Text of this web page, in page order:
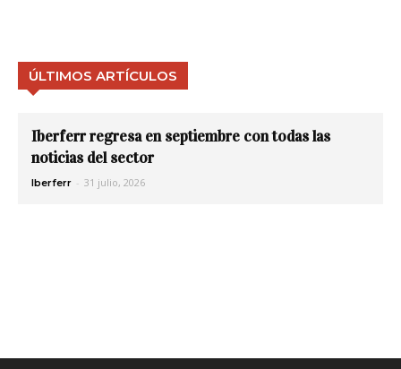
ÚLTIMOS ARTÍCULOS
Iberferr regresa en septiembre con todas las
noticias del sector
Iberferr - 31 julio, 2026